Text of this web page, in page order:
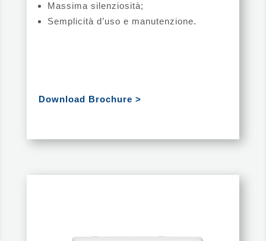
Massima silenziosità;
Semplicità d’uso e manutenzione.
Download Brochure >